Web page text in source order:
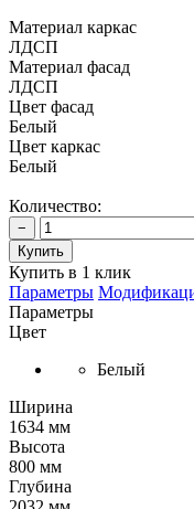
Материал каркас
ЛДСП
Материал фасад
ЛДСП
Цвет фасад
Белый
Цвет каркас
Белый
Количество:
−
Купить
Купить в 1 клик
Параметры
Параметры
Цвет
Белый
Ширина
1634 мм
Высота
800 мм
Глубина